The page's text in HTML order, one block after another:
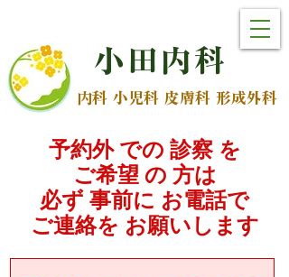
小 田 内科
内科 小児科 皮膚科 形成外科
予約外 での 診察 を
ご希望 の 方は
必ず 事前に お電話で
​ご連絡を お願いします